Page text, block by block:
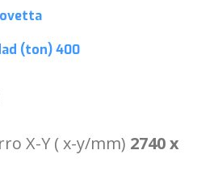
(ton)400
X-Y ( x-y/mm) 2740 x